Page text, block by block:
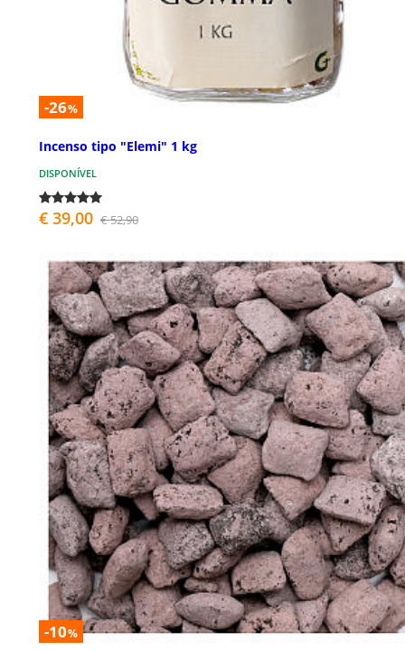
-26%
Incenso tipo "Elemi" 1 kg
DISPONÍVEL
€ 39,00 € 52,90
-10%